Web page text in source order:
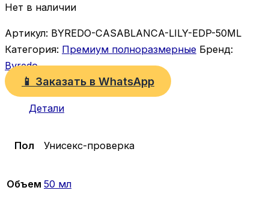
Нет в наличии
Артикул: BYREDO-CASABLANCA-LILY-EDP-50ML
Категория: Премиум полноразмерные Бренд:
Byredo
📱 Заказать в WhatsApp
Детали
Пол Унисекс-проверка
Объем 50 мл